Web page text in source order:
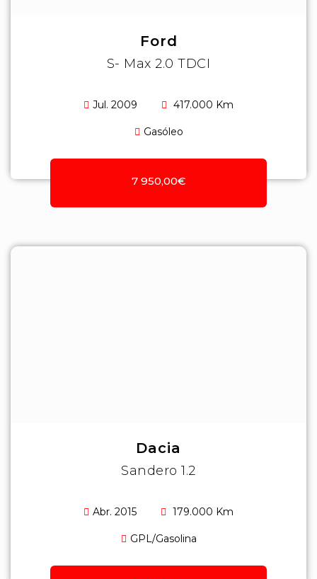
Ford
S- Max 2.0 TDCI
Jul. 2009 417.000 Km
Gasóleo
7 950,00€
Dacia
Sandero 1.2
Abr. 2015 179.000 Km
GPL/Gasolina